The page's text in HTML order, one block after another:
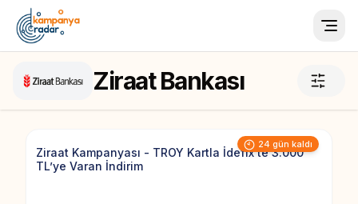
Ziraat Bankası
24 gün kaldı
Ziraat Kampanyası - TROY Kartla İdefix’te 3.000
TL’ye Varan İndirim